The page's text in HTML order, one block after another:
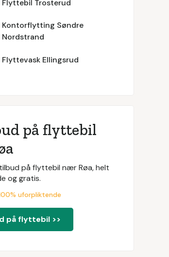
Flyttebil Trosterud
Kontorflytting Søndre
Nordstrand
Flyttevask Ellingsrud
på flyttebil
på flyttebil nær Røa, helt
og gratis.
uforpliktende
på flyttebil >>